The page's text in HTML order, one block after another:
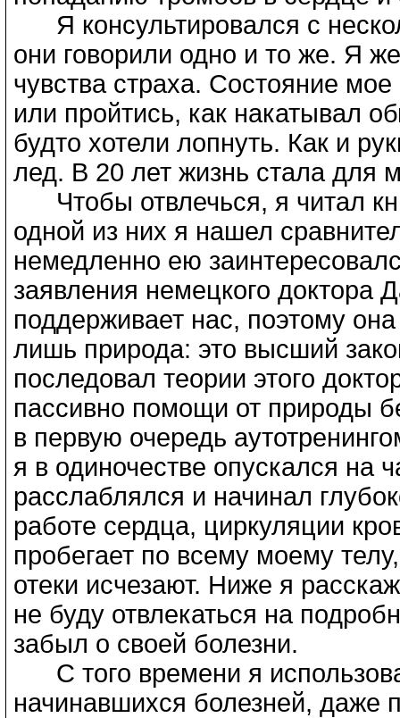
Я консультировался с
они говорили одно и то же. Я
чувства страха. Состояние
или пройтись, как накатывал
будто хотели лопнуть. Как и
лед. В 20 лет жизнь стала
Чтобы отвлечься, я читал
одной из них я нашел
немедленно ею
заявления немецкого доктора
поддерживает нас, поэтому
лишь природа: это высший
последовал теории этого
пассивно помощи от природы
в первую очередь
я в одиночестве опускался на
расслаблялся и начинал
работе сердца, циркуляции
пробегает по всему моему
отеки исчезают. Ниже я
не буду отвлекаться на
забыл о своей болезни.
С того времени я
начинавшихся болезней, даже